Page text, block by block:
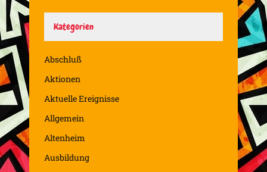
Kategorien
Abschluß
Aktionen
Aktuelle Ereignisse
Allgemein
Altenheim
Ausbildung